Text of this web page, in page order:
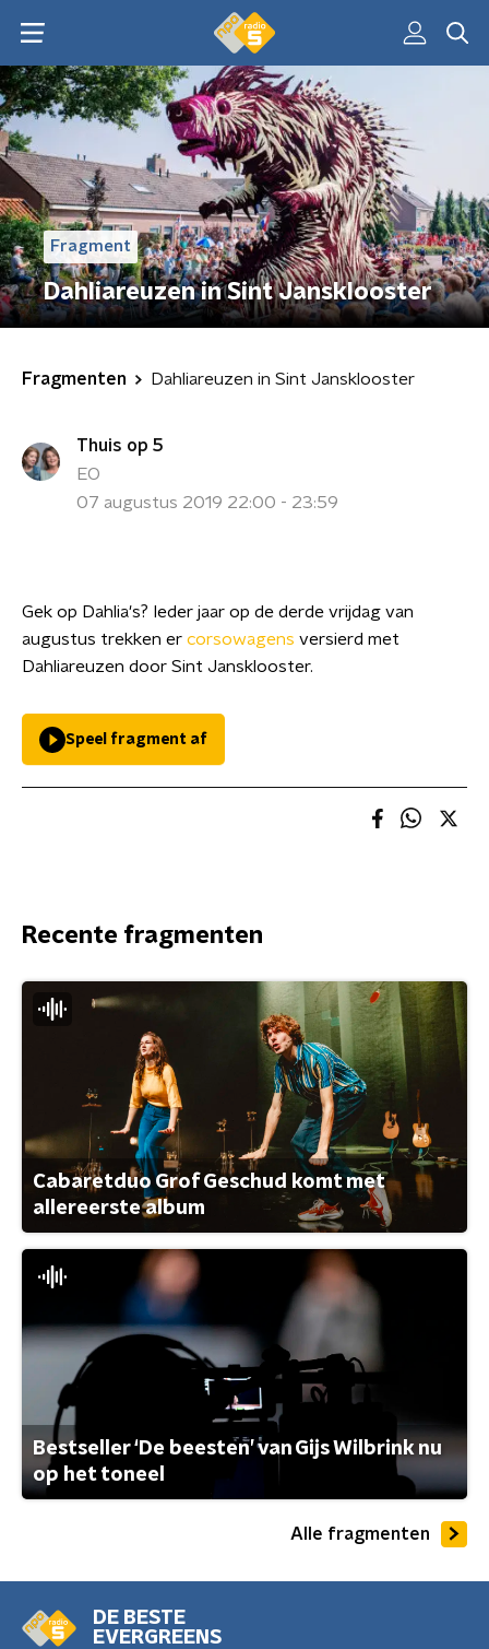
Fragment
Dahliareuzen in Sint Jansklooster
Fragmenten Dahliareuzen in Sint Jansklooster
Thuis op 5
EO
07 augustus 2019 22:00 - 23:59
Gek op Dahlia's? Ieder jaar op de derde vrijdag van
augustus trekken er corsowagens versierd met
Dahliareuzen door Sint Jansklooster.
Speel fragment af
Recente fragmenten
Cabaretduo Grof Geschud komt met
allereerste album
Bestseller ‘De beesten’ van Gijs Wilbrink nu
op het toneel
Alle fragmenten
DE BESTE
EVERGREENS